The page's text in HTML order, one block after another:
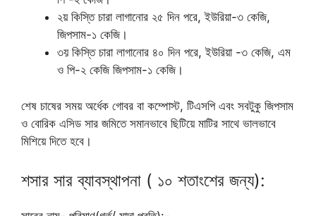
২য় কিস্তি চারা লাগানোর ২৫ দিন পরে, ইউরিয়া-৩ কেজি,
জিপসাম-১ কেজি।
৩য় কিস্তি চারা লাগানোর ৪০ দিন পরে, ইউরিয়া -৩ কেজি, এম
ও পি-২ কেজি জিপসাম-১ কেজি।
শেষ চাষের সময় অর্ধেক গোবর বা কম্পোস্ট, টিএসপি এবং সবটুকু জিপসাম
ও বোরিক এসিড সার জমিতে সমানভাবে ছিটিয়ে মাটির সাথে ভালভাবে
মিশিয়ে দিতে হবে।
শসার সার ব্যাবস্থাপনা ( ১০ শতাংশের জন্য):